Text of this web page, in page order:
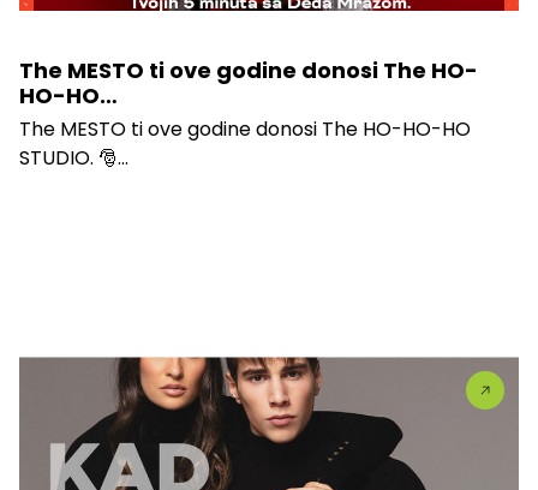
The MESTO ti ove godine donosi The HO-
HO-HO…
The MESTO ti ove godine donosi The HO-HO-HO
STUDIO. 🎅...